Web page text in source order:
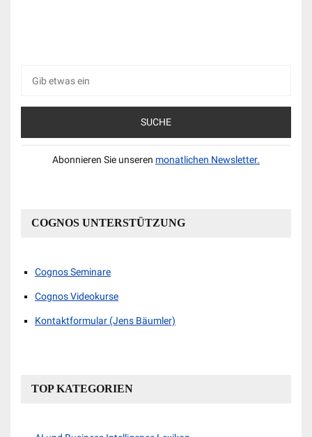
nach:
Abonnieren Sie unseren monatlichen Newsletter.
COGNOS UNTERSTÜTZUNG
Cognos Seminare
Cognos Videokurse
Kontaktformular (Jens Bäumler)
TOP KATEGORIEN